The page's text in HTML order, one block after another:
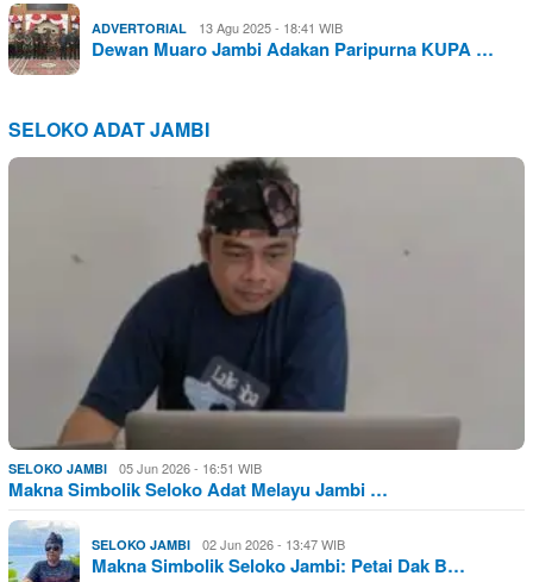
ADVERTORIAL 13 Agu 2025 - 18:41 WIB
Dewan Muaro Jambi Adakan Paripurna KUPA …
SELOKO ADAT JAMBI
SELOKO JAMBI 05 Jun 2026 - 16:51 WIB
Makna Simbolik Seloko Adat Melayu Jambi …
SELOKO JAMBI 02 Jun 2026 - 13:47 WIB
Makna Simbolik Seloko Jambi: Petai Dak B…